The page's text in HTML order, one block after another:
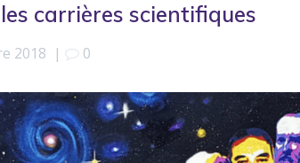
carrières scientifiques
2018 | 0